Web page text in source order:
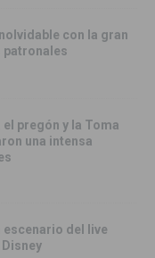
con la gran
patronales
pregón y la Toma
una intensa
escenario del live